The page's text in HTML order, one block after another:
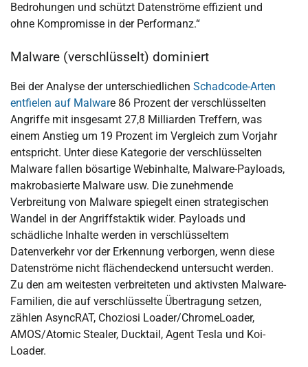
Bedrohungen und schützt Datenströme effizient und
ohne Kompromisse in der Performanz.“
Malware (verschlüsselt) dominiert
Bei der Analyse der unterschiedlichen Schadcode-Arten
entfielen auf Malware 86 Prozent der verschlüsselten
Angriffe mit insgesamt 27,8 Milliarden Treffern, was
einem Anstieg um 19 Prozent im Vergleich zum Vorjahr
entspricht. Unter diese Kategorie der verschlüsselten
Malware fallen bösartige Webinhalte, Malware-Payloads,
makrobasierte Malware usw. Die zunehmende
Verbreitung von Malware spiegelt einen strategischen
Wandel in der Angriffstaktik wider. Payloads und
schädliche Inhalte werden in verschlüsseltem
Datenverkehr vor der Erkennung verborgen, wenn diese
Datenströme nicht flächendeckend untersucht werden.
Zu den am weitesten verbreiteten und aktivsten Malware-
Familien, die auf verschlüsselte Übertragung setzen,
zählen AsyncRAT, Choziosi Loader/ChromeLoader,
AMOS/Atomic Stealer, Ducktail, Agent Tesla und Koi-
Loader.